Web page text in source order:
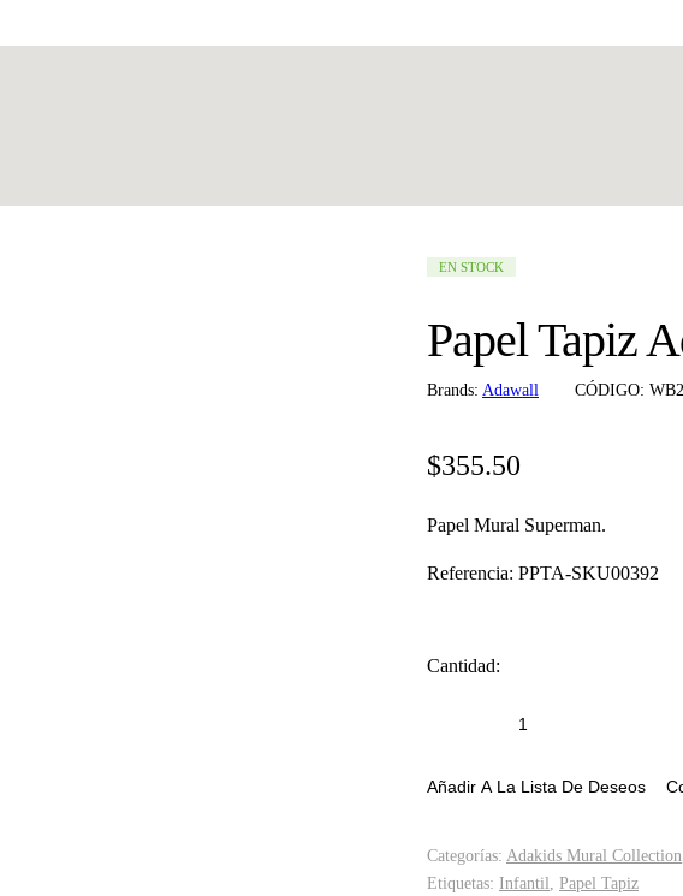
DISPONIBILIDAD:
EN STOCK
Papel Tapiz
Brands: Adawall CÓDIGO:
$355.50
Papel Mural Superman.
Referencia: PPTA-SKU00392
Cantidad:
Añadir A La Lista De Deseos
Categorías: Adakids Mural Collection
Etiquetas: Infantil , Papel Tapiz